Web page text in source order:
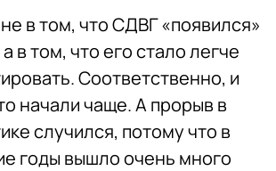
в том, что СДВГ «появился»
в том, что его стало легче
Соответственно, и
начали чаще. А прорыв в
случился, потому что в
годы вышло очень много